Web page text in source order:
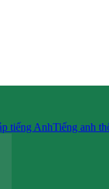
tiếng AnhTiếng anh